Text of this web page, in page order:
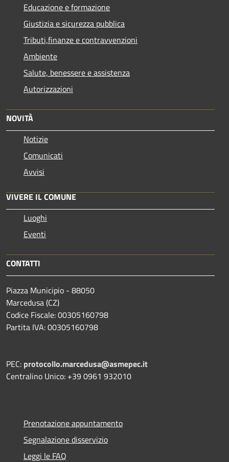
Educazione e formazione
Giustizia e sicurezza pubblica
Tributi,finanze e contravvenzioni
Ambiente
Salute, benessere e assistenza
Autorizzazioni
NOVITÀ
Notizie
Comunicati
Avvisi
VIVERE IL COMUNE
Luoghi
Eventi
CONTATTI
Piazza Municipio - 88050
Marcedusa (CZ)
Codice Fiscale: 00305160798
Partita IVA: 00305160798
PEC: protocollo.marcedusa@asmepec.it
Centralino Unico: +39 0961 932010
Prenotazione appuntamento
Segnalazione disservizio
Leggi le FAQ